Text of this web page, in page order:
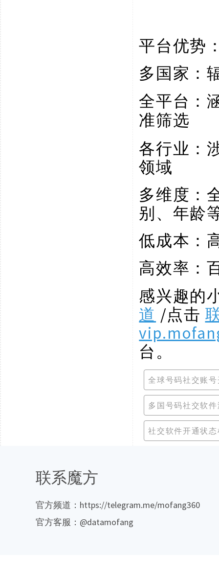
平台优势
多国家：
全平台：
准筛选
各行业：
领域
多维度：
别、年龄
低成本：
高效率：
感兴趣的
道 /点击
台。
全球号码社交账
多国号码社交软
社交软件开通状
联系魔方
官方频道：https://telegram.me/mofang360
官方客服：@datamofang